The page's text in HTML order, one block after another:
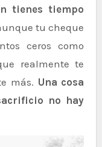
tienes tiempo
tu cheque
ceros como
realmente te
más. Una cosa
no hay